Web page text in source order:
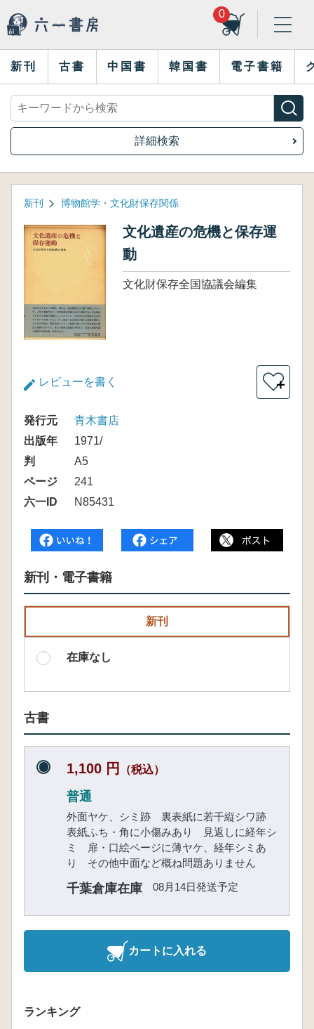
0
新刊 古書 中国書 韓国書 電子書籍
詳細検索
新刊 博物館学・文化財保存関係
文化遺産の危機と保存運
動
文化財保存全国協議会編集
レビューを書く ＋
発行元
青木書店
出版年
1971/
判
A5
ページ
241
六一ID
N85431
新刊・電子書籍
新刊
在庫なし
古書
1,100 円 （税込）
普通
外面ヤケ、シミ跡 裏表紙に若干縦シワ跡
表紙ふち・角に小傷みあり 見返しに経年シ
ミ 扉・口絵ページに薄ヤケ、経年シミあ
り その他中面など概ね問題ありません
千葉倉庫在庫 08月14日発送予定
カートに入れる
ランキング